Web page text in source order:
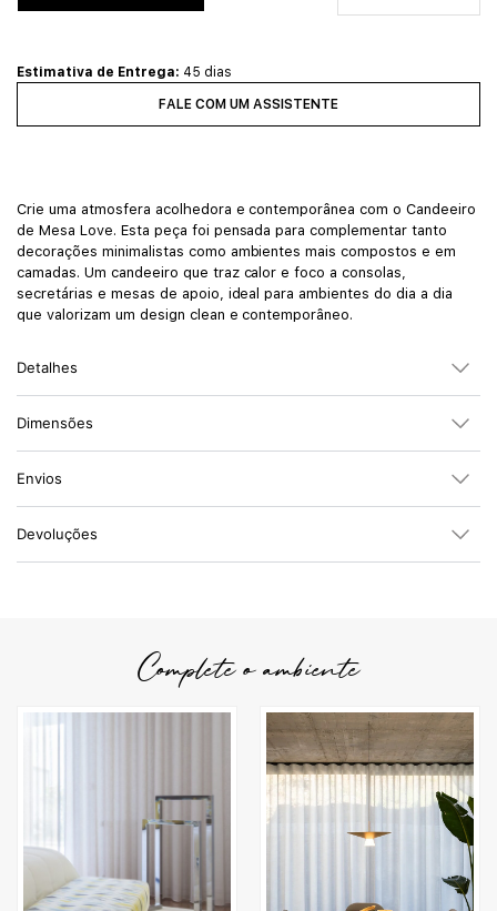
Estimativa de Entrega: 45 dias
FALE COM UM ASSISTENTE
Crie uma atmosfera acolhedora e contemporânea com o Candeeiro
de Mesa Love. Esta peça foi pensada para complementar tanto
decorações minimalistas como ambientes mais compostos e em
camadas. Um candeeiro que traz calor e foco a consolas,
secretárias e mesas de apoio, ideal para ambientes do dia a dia
que valorizam um design clean e contemporâneo.
Detalhes
Dimensões
Envios
Devoluções
Complete o ambiente